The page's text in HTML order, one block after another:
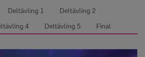
Deltävling 1
Deltävling 2
4 Deltävling 5 Final